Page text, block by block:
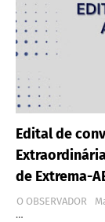
Edital de
de Extrema-
O OBSERVADOR
…